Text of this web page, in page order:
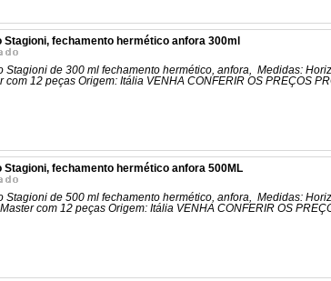
Stagioni, fechamento hermético anfora 300ml
Stagioni de 300 ml fechamento hermético, anfora, Medidas:
com 12 peças Origem: Itália VENHA CONFERIR OS PREÇOS
Stagioni, fechamento hermético anfora 500ML
Stagioni de 500 ml fechamento hermético, anfora, Medidas:
com 12 peças Origem: Itália VENHA CONFERIR OS